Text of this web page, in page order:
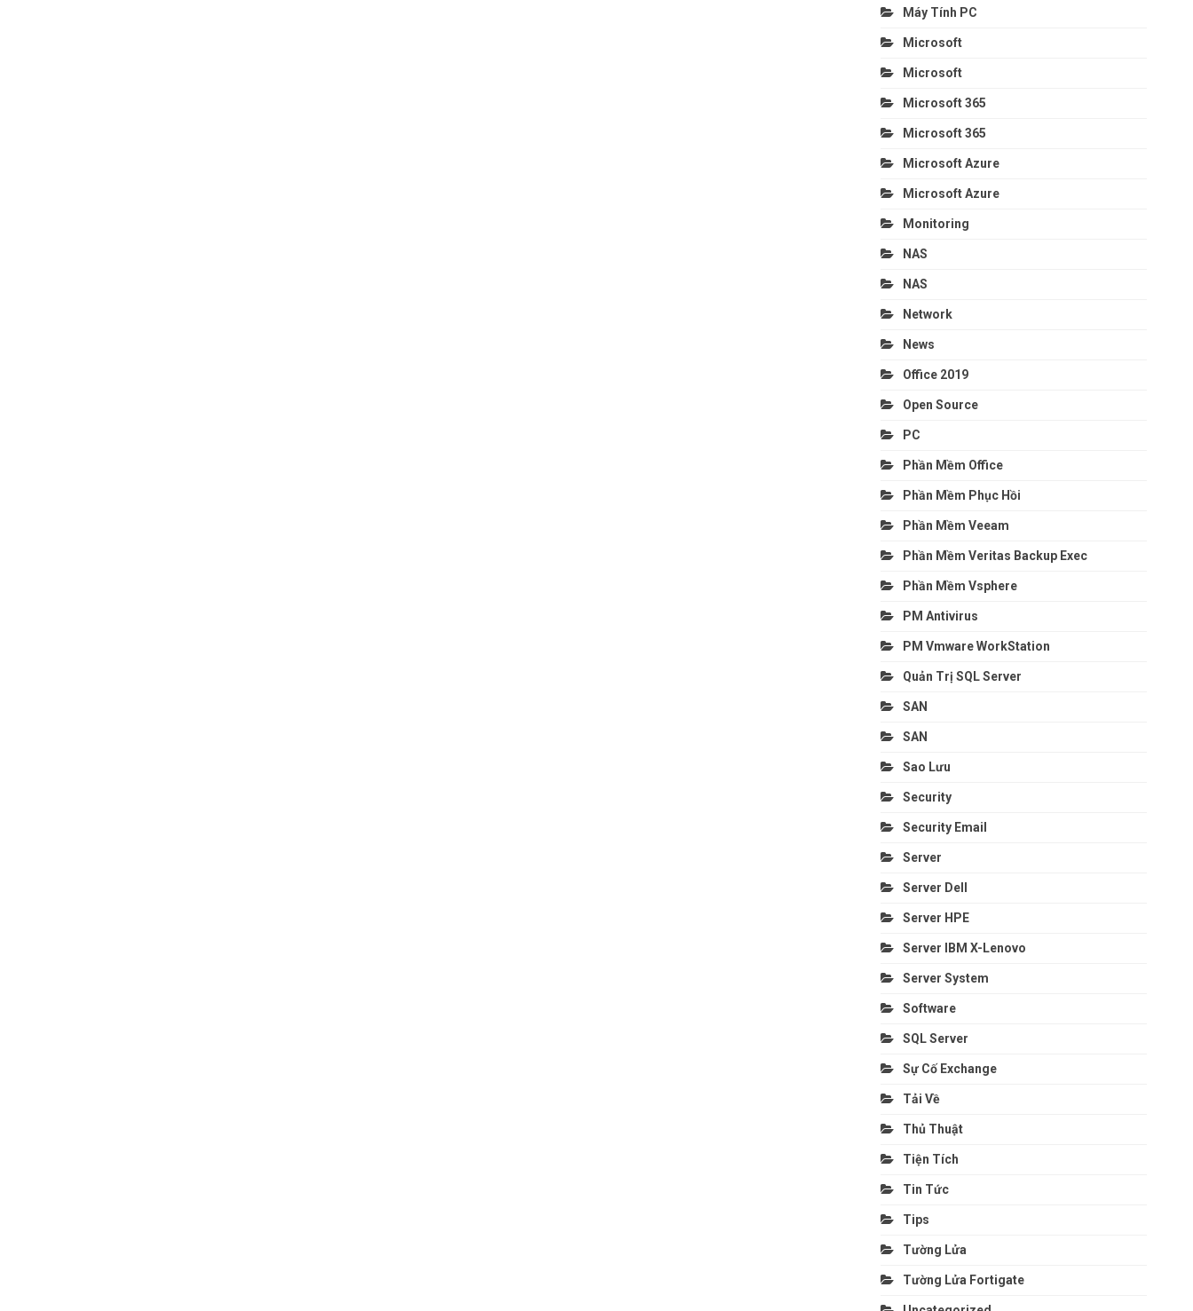
Máy Tính PC
Microsoft
Microsoft
Microsoft 365
Microsoft 365
Microsoft Azure
Microsoft Azure
Monitoring
NAS
NAS
Network
News
Office 2019
Open Source
PC
Phần Mềm Office
Phần Mềm Phục Hồi
Phần Mềm Veeam
Phần Mềm Veritas Backup Exec
Phần Mềm Vsphere
PM Antivirus
PM Vmware WorkStation
Quản Trị SQL Server
SAN
SAN
Sao Lưu
Security
Security Email
Server
Server Dell
Server HPE
Server IBM X-Lenovo
Server System
Software
SQL Server
Sự Cố Exchange
Tải Về
Thủ Thuật
Tiện Tích
Tin Tức
Tips
Tường Lửa
Tường Lửa Fortigate